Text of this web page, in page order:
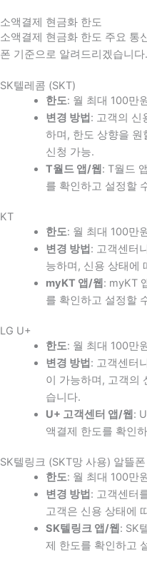
소액결제 현금화 한도
소액결제 현금화 한도 주요 통
폰 기준으로 알려드리겠습니다.
SK텔레콤 (SKT)
한도: 월 최대 100만
변경 방법 : 고객의 신
하며, 한도 상향을 원
신청 가능.
T월드 앱/웹 : T월드
를 확인하고 설정할
KT
한도: 월 최대 100만
변경 방법 : 고객센터
능하며, 신용 상태에
myKT 앱/웹 : myKT
를 확인하고 설정할
LG U+
한도: 월 최대 100만
변경 방법 : 고객센터
이 가능하며, 고객의
습니다.
U+ 고객센터 앱/웹 :
액결제 한도를 확인
SK텔링크 (SKT망 사용) 알뜰폰
한도: 월 최대 100만
변경 방법 : 고객센터
고객은 신용 상태에
SK텔링크 앱/웹 : SK
제 한도를 확인하고